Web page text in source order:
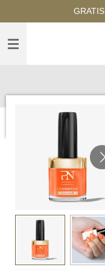
naar
hoofdinhoud